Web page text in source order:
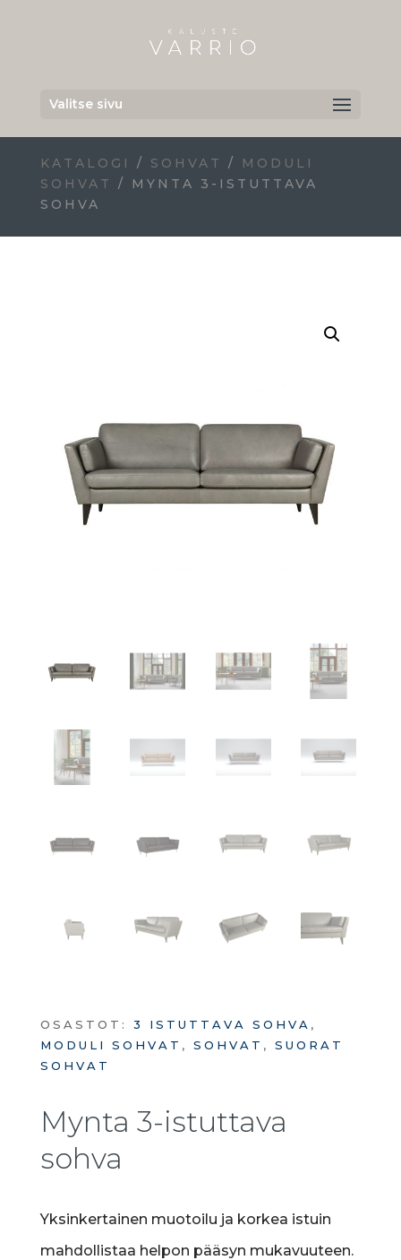
Valitse sivu
KATALOGI / SOHVAT /
MODULI
SOHVAT
/ MYNTA 3-ISTUTTAVA
SOHVA
OSASTOT: 3 ISTUTTAVA SOHVA ,
MODULI SOHVAT , SOHVAT , SUORAT
SOHVAT
Mynta 3-istuttava
sohva
Yksinkertainen muotoilu ja korkea istuin
mahdollistaa helpon pääsyn mukavuuteen.